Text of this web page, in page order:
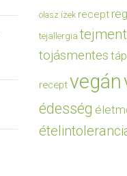
olasz ízek recept
tejallergia
tojásmentes
receptvegán
édesség